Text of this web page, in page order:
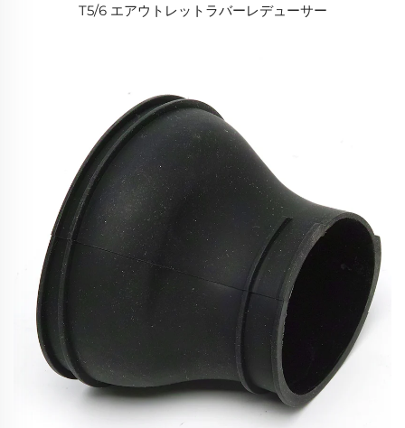
T5/6 エアウトレットラバーレデューサー